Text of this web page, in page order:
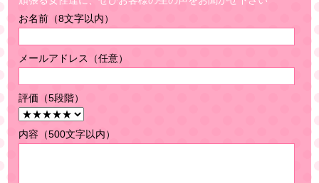
お名前（8文字以内）
メールアドレス（任意）
評価（5段階）
内容（500文字以内）